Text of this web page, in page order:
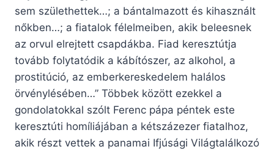
sem születhettek…; a bántalmazott és kihasznált
nőkben…; a fiatalok félelmeiben, akik beleesnek
az orvul elrejtett csapdákba. Fiad keresztútja
tovább folytatódik a kábítószer, az alkohol, a
prostitúció, az emberkereskedelem halálos
örvénylésében…” Többek között ezekkel a
gondolatokkal szólt Ferenc pápa péntek este
keresztúti homíliájában a kétszázezer fiatalhoz,
akik részt vettek a panamai Ifjúsági Világtalálkozó